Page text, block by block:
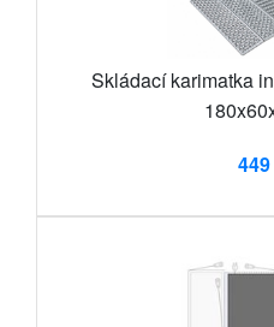
Skládací karimatka